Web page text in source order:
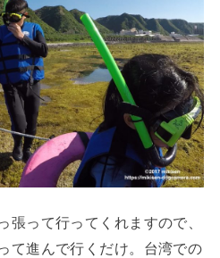
張って行ってくれますので、
て進んで行くだけ。台湾での